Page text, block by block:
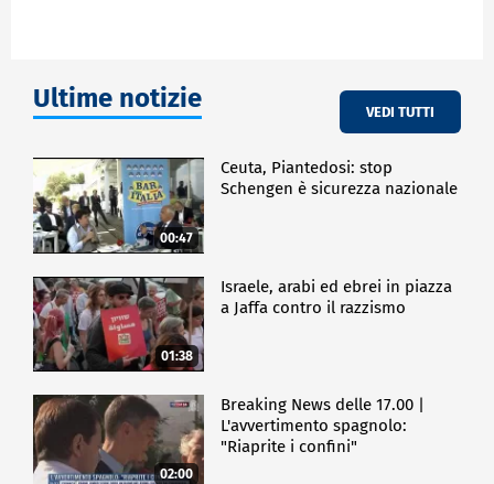
Ultime notizie VEDI TUTTI
00:47
Ceuta, Piantedosi: stop
Schengen è sicurezza nazionale
01:38
Israele, arabi ed ebrei in piazza
a Jaffa contro il razzismo
02:00
Breaking News delle 17.00 |
L'avvertimento spagnolo:
"Riaprite i confini"